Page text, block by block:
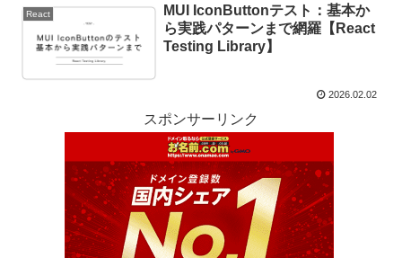
React
MUI IconButtonテスト：基本か
ら実践パターンまで網羅【React
Testing Library】
2026.02.02
スポンサーリンク